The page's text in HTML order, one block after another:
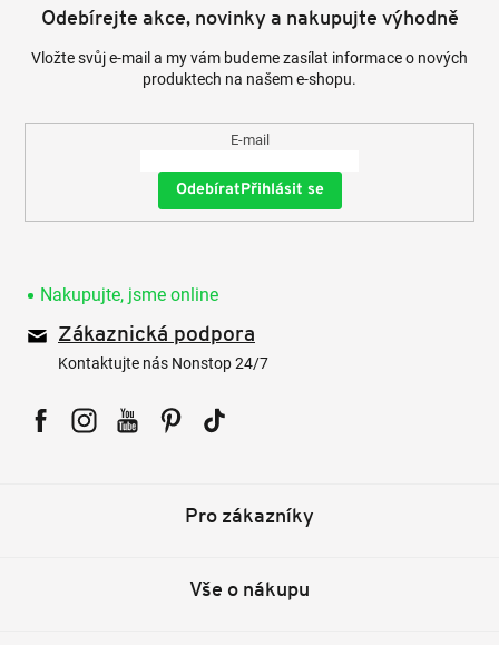
Odebírejte akce, novinky a nakupujte výhodně
Vložte svůj e-mail a my vám budeme zasílat informace o nových
produktech na našem e-shopu.
E-mail
Přihlásit se
Nakupujte, jsme online
Zákaznická podpora
Kontaktujte nás Nonstop 24/7
Pro zákazníky
Vše o nákupu